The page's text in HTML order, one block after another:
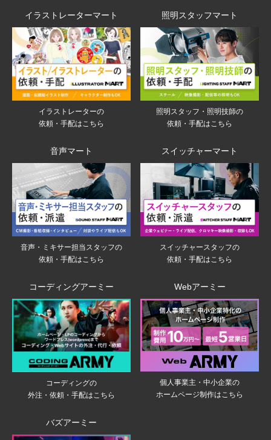
イラストレーターマート
イラストレーターの
依頼・手配はこちら
照明スタッフマート
照明スタッフ・照明技師の
依頼・手配はこちら
音声マート
音声・ミキサー担当スタッフの
依頼・手配はこちら
スイッチャーマート
スイッチャースタッフの
依頼・手配はこちら
コーディングアーミー
コーディングの
外注・依頼・手配はこちら
Webアーミー
個人事業主・中小企業の
ホームページ制作はこちら
バズアーミー